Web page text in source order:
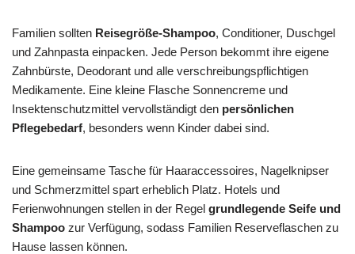
Familien sollten Reisegröße-Shampoo, Conditioner, Duschgel
und Zahnpasta einpacken. Jede Person bekommt ihre eigene
Zahnbürste, Deodorant und alle verschreibungspflichtigen
Medikamente. Eine kleine Flasche Sonnencreme und
Insektenschutzmittel vervollständigt den persönlichen
Pflegebedarf, besonders wenn Kinder dabei sind.
Eine gemeinsame Tasche für Haaraccessoires, Nagelknipser
und Schmerzmittel spart erheblich Platz. Hotels und
Ferienwohnungen stellen in der Regel grundlegende Seife und
Shampoo zur Verfügung, sodass Familien Reserveflaschen zu
Hause lassen können.